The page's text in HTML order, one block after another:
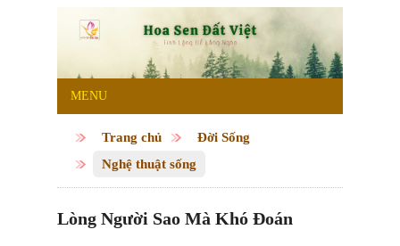
MENU
Trang chủ
Đời Sống
Nghệ thuật sống
Lòng Người Sao Mà Khó Đoán